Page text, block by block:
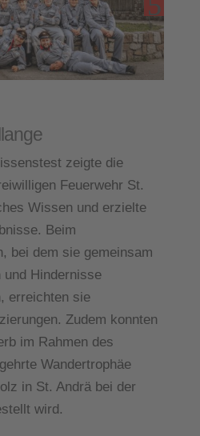
zeigte die
Feuerwehr St.
Wissen und erzielte
Beim
bei dem sie gemeinsam
und Hindernisse
erreichten sie
Zudem konnten
im Rahmen des
Wandertrophäe
in St. Andrä bei der
wird.